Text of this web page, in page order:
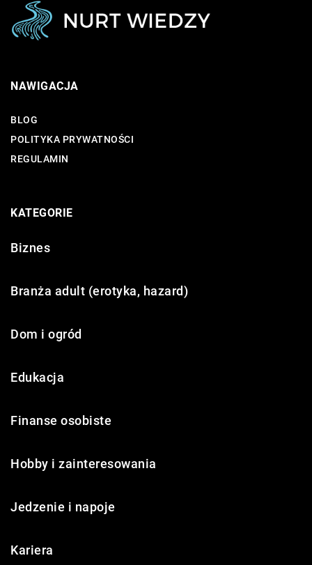
NAWIGACJA
BLOG
POLITYKA PRYWATNOŚCI
REGULAMIN
KATEGORIE
Biznes
Branża adult (erotyka, hazard)
Dom i ogród
Edukacja
Finanse osobiste
Hobby i zainteresowania
Jedzenie i napoje
Kariera